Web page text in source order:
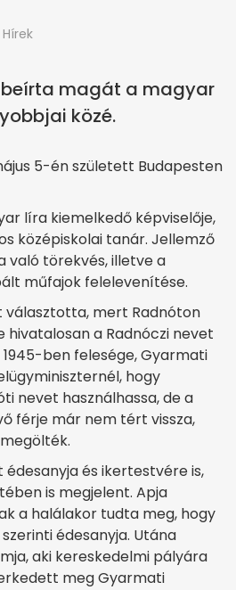
magát a magyar
közé.
5-én született Budapesten
líra kiemelkedő képviselője,
középiskolai tanár. Jellemző
való törekvés, illetve a
műfajok felelevenítése.
választotta, mert Radnóton
hivatalosan a Radnóczi nevet
ben felesége, Gyarmati
hogy
nevet használhassa, de a
férje már nem tért vissza,
és ikertestvére is,
is megjelent. Apja
a halálakor tudta meg, hogy
édesanyja. Utána
aki kereskedelmi pályára
meg Gyarmati